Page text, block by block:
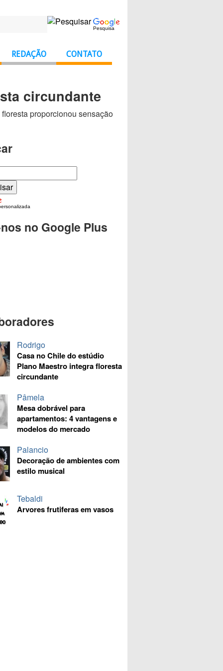
Pesquisa
REDAÇÃO CONTATO
circundante
proporcionou sensação
no Google Plus
Rodrigo
Casa no Chile do estúdio
Plano Maestro integra floresta
circundante
Pâmela
Mesa dobrável para
apartamentos: 4 vantagens e
modelos do mercado
Palancio
Decoração de ambientes com
estilo musical
Tebaldi
Arvores frutiferas em vasos